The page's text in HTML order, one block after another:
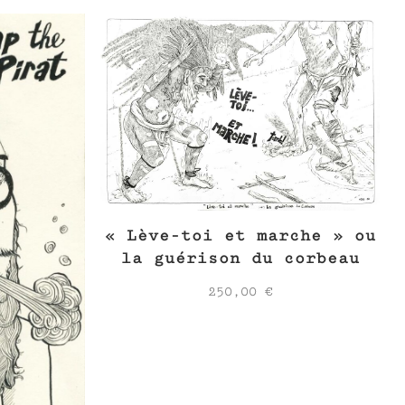
« Lève-toi et marche » ou
la guérison du corbeau
250,00 €